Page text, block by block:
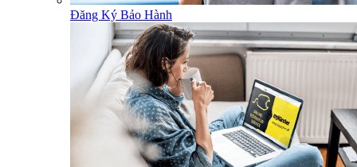
Đăng Ký Bảo Hành